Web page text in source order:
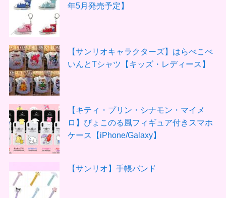
年5月発売予定】
【サンリオキャラクターズ】はらぺこぺ
いんとTシャツ【キッズ・レディース】
【キティ・プリン・シナモン・マイメ
ロ】ぴょこのる風フィギュア付きスマホ
ケース【iPhone/Galaxy】
【サンリオ】手帳バンド